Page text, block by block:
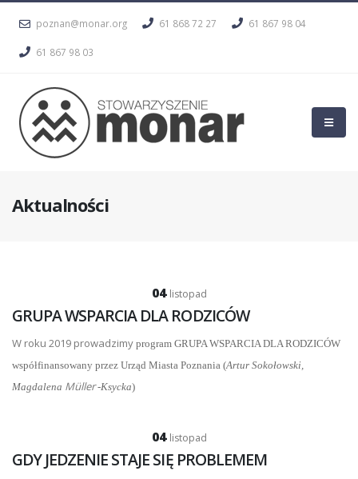
poznan@monar.org 61 868 72 27 61 867 98 04
61 867 98 03
Aktualności
04 listopad
GRUPA WSPARCIA DLA RODZICÓW
W roku 2019 prowadzimy program GRUPA WSPARCIA DLA RODZICÓW
współfinansowany przez Urząd Miasta Poznania (Artur Sokołowski,
Magdalena Müller-Ksycka)
04 listopad
GDY JEDZENIE STAJE SIĘ PROBLEMEM